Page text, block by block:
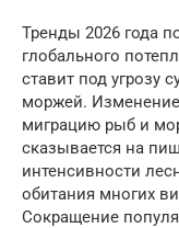
Тренды 2026 года
глобального
ставит под угрозу
моржей.
миграцию рыб и
сказывается на
интенсивности
обитания многих
Сокращение